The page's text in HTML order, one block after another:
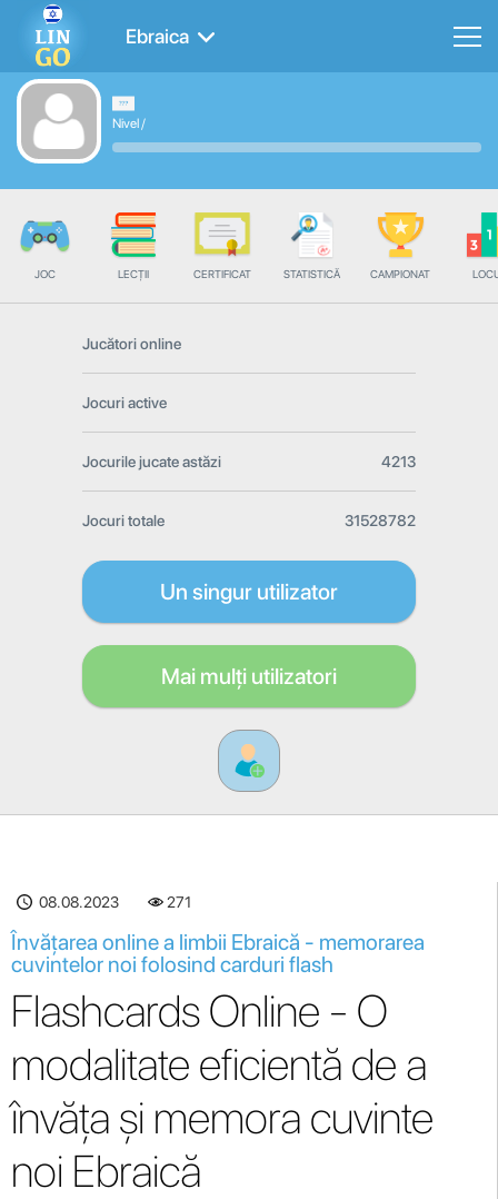
Ebraica
Nivel/
JOC LECȚII CERTIFICAT STATISTICĂ CAMPIONAT
Jucători online
Jocuri active
Jocurile jucate astăzi 4213
Jocuri totale 31528782
Un singur utilizator
Mai mulți utilizatori
08.08.2023 271
Învățarea online a limbii Ebraică - memorarea
cuvintelor noi folosind carduri flash
Flashcards Online - O
modalitate eficientă de a
învăța și memora cuvinte
noi Ebraică